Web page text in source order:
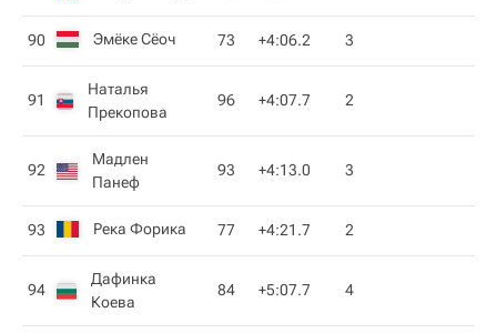
90 Эмёке Сёоч 73 +4:06.2 3
91
Наталья
Прекопова
96 +4:07.7 2
92
Мадлен
Панеф
93 +4:13.0 3
93 Река Форика 77 +4:21.7 2
94
Дафинка
Коева
84 +5:07.7 4